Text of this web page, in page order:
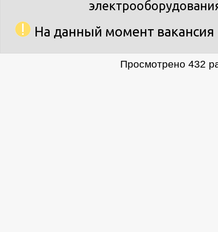
На данный момент вакансия
Просмотрено 432